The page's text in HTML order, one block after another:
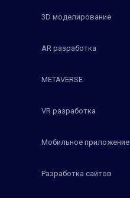
3D моделирование
AR разработка
METAVERSE
VR разработка
Мобильное приложение
Разработка сайтов